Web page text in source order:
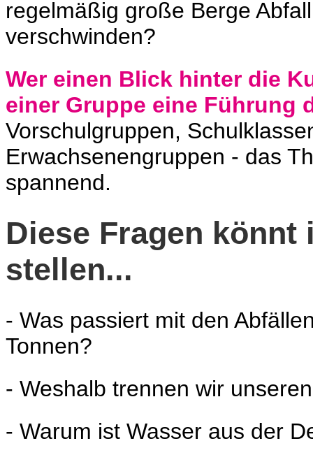
regelmäßig große Berge
verschwinden?
Wer einen Blick hinter die
einer Gruppe eine Führung
Vorschulgruppen,
Erwachsenengruppen - das
spannend.
Diese Fragen könnt
stellen...
- Was passiert mit den
Tonnen?
- Weshalb trennen wir
- Warum ist Wasser aus der